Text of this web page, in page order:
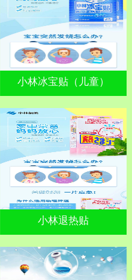
小林冰宝贴（儿童）
小林退热贴